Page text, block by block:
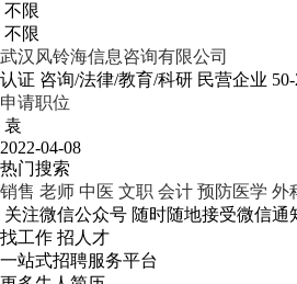
不限
不限
武汉风铃海信息咨询有限公司
认证 咨询/法律/教育/科研 民营企业
申请职位
袁
2022-04-08
热门搜索
销售 老师 中医 文职 会计 预防医学 外
关注微信公众号 随时随地接受微信通
找工作 招人才
一站式招聘服务平台